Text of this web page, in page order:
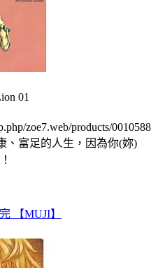
01
zoe7.web/products/
、富足的人生，因為你(妳)
【MUJI】